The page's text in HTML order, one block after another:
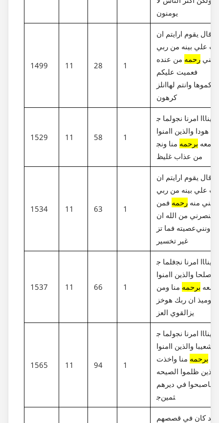
يومنون
1499 11 28 1
قال يقوم ارايتم ان
علي بينه من ربي
رحمه من عنده
فعميت عليكم
انلز‎مكموها وانتم لها
كرهون
1529 11 58 1
ولما ج‎اا امرنا نج‎ينا
هودا والذين اامنوا
معه برحمه منا ونج‎ينهم
من عذاب غليظ
1534 11 63 1
قال يقوم ارايتم ان
علي بينه من ربي
منه رحمه فمن
ينصرني من الله ان
عصيته فما تز‎يدونني
غير تخسير
1537 11 66 1
فلما ج‎اا امرنا نج‎ينا
صلحا والذين اامنوا
معه برحمه منا ومن
خز‎ي يوميذ ان ربك هو
1565 11 94 1
ولما ج‎اا امرنا نج‎ينا
شعيبا والذين اامنوا
برحمه منا واخذت
الذين ظلموا الصيحه
فاصبحوا في ديرهم
ج‎ثمين
لقد كان في قصصهم